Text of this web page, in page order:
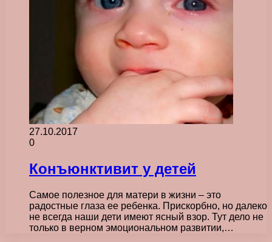
27.10.2017
0
Конъюнктивит у детей
Самое полезное для матери в жизни – это
радостные глаза ее ребенка. Прискорбно, но далеко
не всегда наши дети имеют ясный взор. Тут дело не
только в верном эмоциональном развитии,…